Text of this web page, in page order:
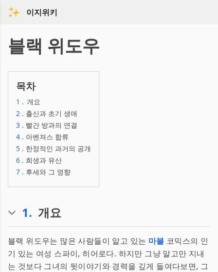
이지위키
블랙 위도우
목차
1 . 개요
2 . 출신과 초기 생애
3 . 빨간 방과의 연결
4 . 아벤져스 합류
5 . 한정적인 과거의 공개
6 . 희생과 유산
7 . 후세와 그 영향
1. 개요
블랙 위도우는 많은 사람들이 알고 있는 마블 코믹스의 인
기 있는 여성 스파이, 히어로다. 하지만 그냥 알고만 지내
는 것보다 그녀의 뒷이야기와 경력을 깊게 들여다보면, 그